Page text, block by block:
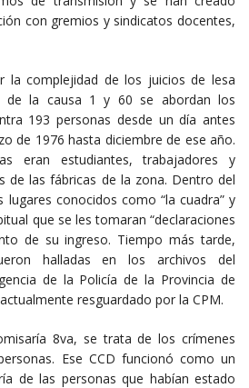
con gremios y sindicatos docentes,
la complejidad de los juicios de lesa
de la causa 1 y 60 se abordan los
193 personas desde un día antes
de 1976 hasta diciembre de ese año.
eran estudiantes, trabajadores y
de las fábricas de la zona. Dentro del
lugares conocidos como “la cuadra” y
que se les tomaran “declaraciones
de su ingreso. Tiempo más tarde,
halladas en los archivos del
de la Policía de la Provincia de
resguardado por la CPM.
8va, se trata de los crímenes
Ese CCD funcionó como un
de las personas que habían estado